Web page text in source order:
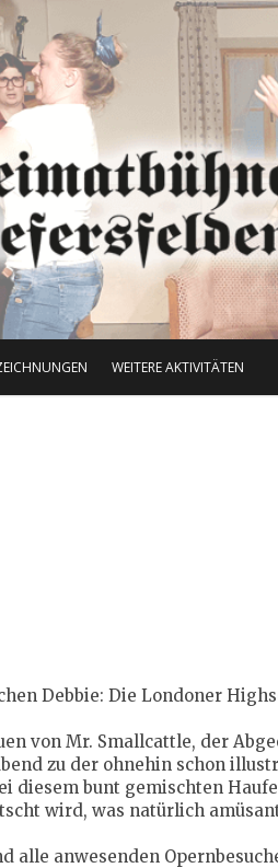
WEITERE AKTIVITÄTEN
Debbie: Die Londoner
von Mr. Smallcattle, der
zu der ohnehin schon
diesem bunt gemischten
wird, was natürlich
alle anwesenden